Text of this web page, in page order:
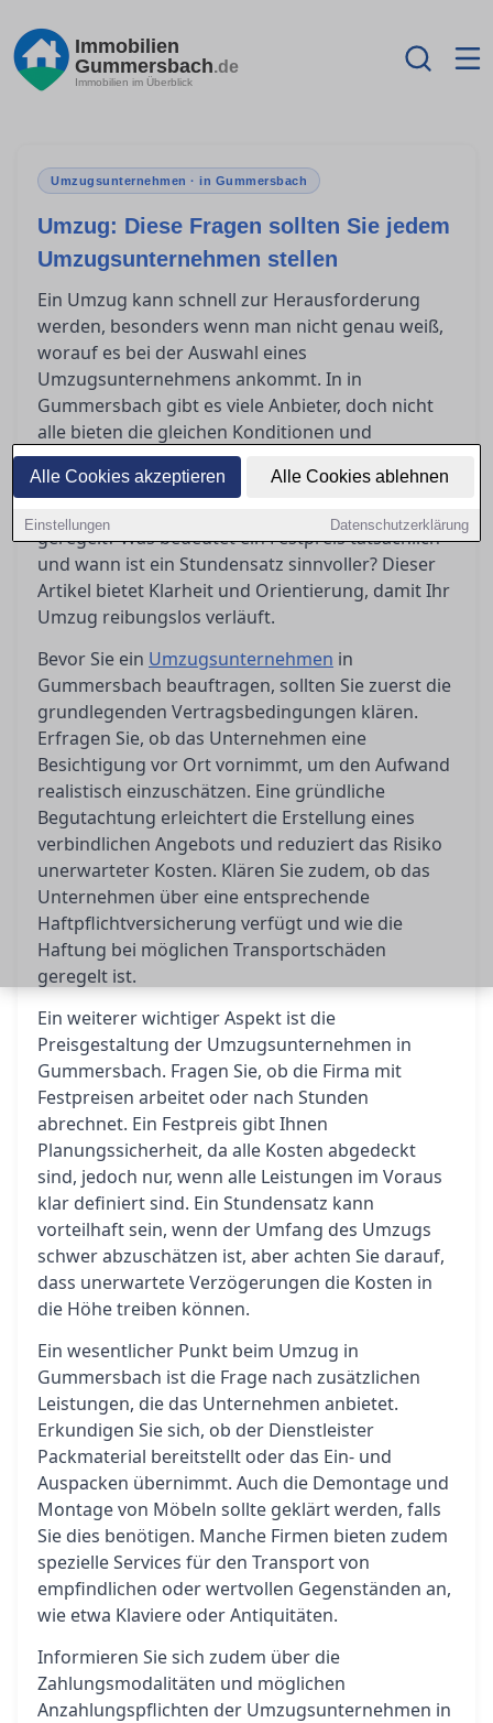
Alle Cookies akzeptieren Alle Cookies ablehnen
Einstellungen Datenschutzerklärung
Immobilien
Gummersbach.de
Immobilien im Überblick
Umzugsunternehmen · in Gummersbach
Umzug: Diese Fragen sollten Sie jedem
Umzugsunternehmen stellen
Ein Umzug kann schnell zur Herausforderung
werden, besonders wenn man nicht genau weiß,
worauf es bei der Auswahl eines
Umzugsunternehmens ankommt. In in
Gummersbach gibt es viele Anbieter, doch nicht
alle bieten die gleichen Konditionen und
Leistungen. Um unliebsame Überraschungen zu
vermeiden, ist es entscheidend, die richtigen
geregelt? Was bedeutet ein Festpreis tatsächlich
und wann ist ein Stundensatz sinnvoller? Dieser
Artikel bietet Klarheit und Orientierung, damit Ihr
Umzug reibungslos verläuft.
Bevor Sie ein Umzugsunternehmen in
Gummersbach beauftragen, sollten Sie zuerst die
grundlegenden Vertragsbedingungen klären.
Erfragen Sie, ob das Unternehmen eine
Besichtigung vor Ort vornimmt, um den Aufwand
realistisch einzuschätzen. Eine gründliche
Begutachtung erleichtert die Erstellung eines
verbindlichen Angebots und reduziert das Risiko
unerwarteter Kosten. Klären Sie zudem, ob das
Unternehmen über eine entsprechende
Haftpflichtversicherung verfügt und wie die
Haftung bei möglichen Transportschäden
geregelt ist.
Ein weiterer wichtiger Aspekt ist die
Preisgestaltung der Umzugsunternehmen in
Gummersbach. Fragen Sie, ob die Firma mit
Festpreisen arbeitet oder nach Stunden
abrechnet. Ein Festpreis gibt Ihnen
Planungssicherheit, da alle Kosten abgedeckt
sind, jedoch nur, wenn alle Leistungen im Voraus
klar definiert sind. Ein Stundensatz kann
vorteilhaft sein, wenn der Umfang des Umzugs
schwer abzuschätzen ist, aber achten Sie darauf,
dass unerwartete Verzögerungen die Kosten in
die Höhe treiben können.
Ein wesentlicher Punkt beim Umzug in
Gummersbach ist die Frage nach zusätzlichen
Leistungen, die das Unternehmen anbietet.
Erkundigen Sie sich, ob der Dienstleister
Packmaterial bereitstellt oder das Ein- und
Auspacken übernimmt. Auch die Demontage und
Montage von Möbeln sollte geklärt werden, falls
Sie dies benötigen. Manche Firmen bieten zudem
spezielle Services für den Transport von
empfindlichen oder wertvollen Gegenständen an,
wie etwa Klaviere oder Antiquitäten.
Informieren Sie sich zudem über die
Zahlungsmodalitäten und möglichen
Anzahlungspflichten der Umzugsunternehmen in